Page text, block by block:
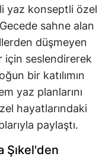
yaz konseptli özel
sahne alan
düşmeyen
için seslendirerek
bir katılımın
yaz planlarını
hayatlarındaki
paylaştı.
Şıkel'den